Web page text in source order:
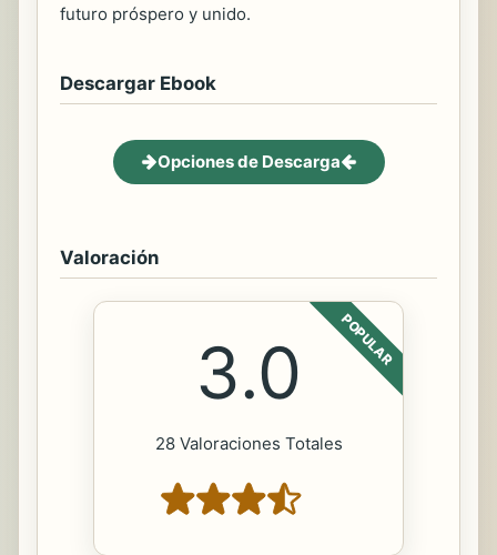
futuro próspero y unido.
Descargar Ebook
Opciones de Descarga
Valoración
POPULAR
3.0
28 Valoraciones Totales